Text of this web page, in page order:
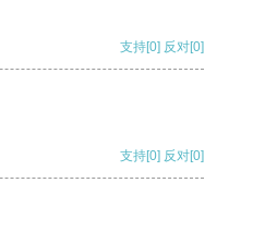
支持[0] 反对[0]
支持[0] 反对[0]